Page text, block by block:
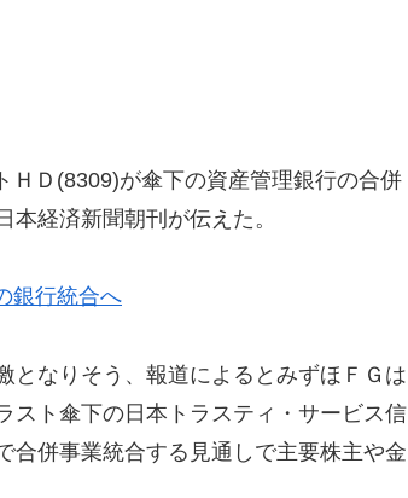
Ｄ(8309)が傘下の資産管理銀行の合併
経済新聞朝刊が伝えた。
銀行統合へ
となりそう、報道によるとみずほＦＧは
スト傘下の日本トラスティ・サービス信
合併事業統合する見通しで主要株主や金